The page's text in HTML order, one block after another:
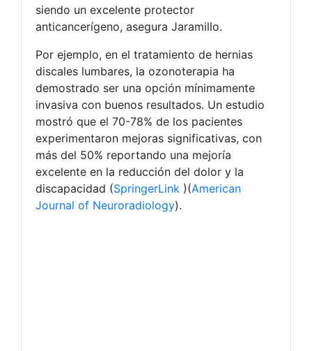
siendo un excelente protector
anticancerígeno, asegura Jaramillo.
Por ejemplo, en el tratamiento de hernias
discales lumbares, la ozonoterapia ha
demostrado ser una opción mínimamente
invasiva con buenos resultados. Un estudio
mostró que el 70-78% de los pacientes
experimentaron mejoras significativas, con
más del 50% reportando una mejoría
excelente en la reducción del dolor y la
discapacidad ​(SpringerLink )​(American
Journal of Neuroradiology).